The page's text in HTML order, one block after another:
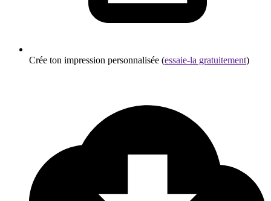
Crée ton impression personnalisée (essaie-la gratuitement)